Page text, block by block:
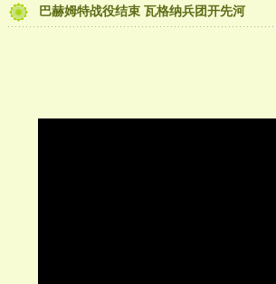
巴赫姆特战役结束 瓦格纳兵团开先河